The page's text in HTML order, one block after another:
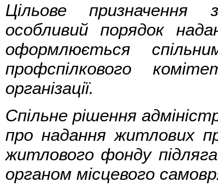
Цільове призначення
особливий порядок
оформлюється
профспілкового
організації.
Спільне рішення
про надання житлових
житлового фонду
органом місцевого